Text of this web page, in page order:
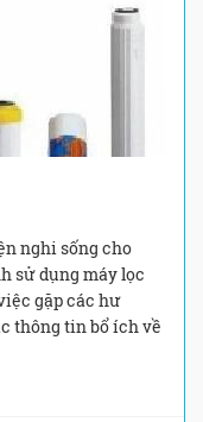
nghi sống cho
sử dụng máy lọc
gặp các hư
thông tin bổ ích về